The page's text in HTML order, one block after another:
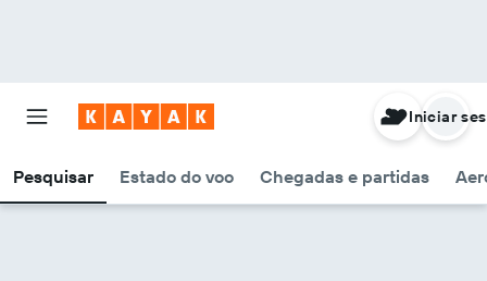
Pesquisar Estado do voo Chegadas e partidas
Iniciar